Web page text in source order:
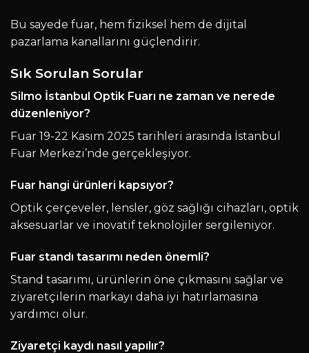
Bu sayede fuar, hem fiziksel hem de dijital
pazarlama kanallarını güçlendirir.
Sık Sorulan Sorular
Silmo İstanbul Optik Fuarı ne zaman ve nerede
düzenleniyor?
Fuar 19-22 Kasım 2025 tarihleri arasında İstanbul
Fuar Merkezi’nde gerçekleşiyor.
Fuar hangi ürünleri kapsıyor?
Optik çerçeveler, lensler, göz sağlığı cihazları, optik
aksesuarlar ve inovatif teknolojiler sergileniyor.
Fuar standı tasarımı neden önemli?
Stand tasarımı, ürünlerin öne çıkmasını sağlar ve
ziyaretçilerin markayı daha iyi hatırlamasına
yardımcı olur.
Ziyaretçi kaydı nasıl yapılır?